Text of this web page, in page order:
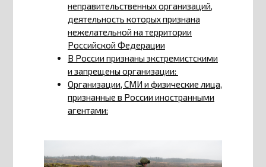
неправительственных организаций,
деятельность которых признана
нежелательной на территории
Российской Федерации
В России признаны экстремистскими
и запрещены организации:
Организации, СМИ и физические лица,
признанные в России иностранными
агентами: